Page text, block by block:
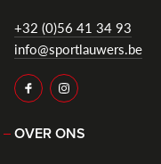
+32 (0)56 41 34 93
info@sportlauwers.be
OVER ONS